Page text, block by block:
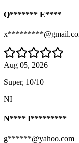
Q******* E****
Aug 05, 2026
Super, 10/10
NI
N**** I*********
g******@yahoo.com